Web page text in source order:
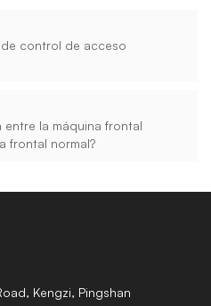
de control de acceso
entre la máquina frontal
frontal normal?
Kengzi, Pingshan